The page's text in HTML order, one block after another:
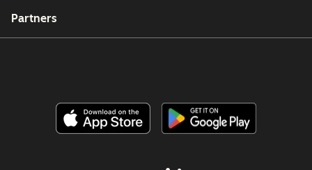
Partners